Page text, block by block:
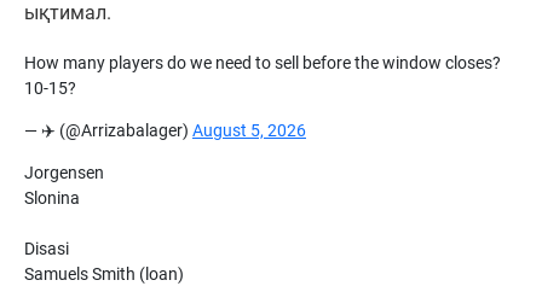
ықтимал.
How many players do we need to sell before the window closes?
10-15?
— ✈️ (@Arrizabalager) August 5, 2026
Jorgensen
Slonina
Disasi
Samuels Smith (loan)